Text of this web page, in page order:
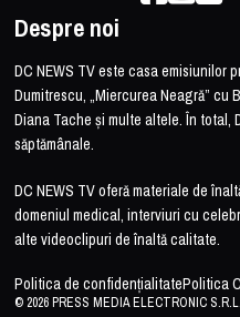
Despre noi
DC NEWS TV este casa emisiunilor
Dumitrescu, „Miercurea Neagră”
Diana Tache și multe altele. În total,
săptămânale.
DC NEWS TV oferă materiale de
domeniul medical, interviuri cu
alte videoclipuri de înaltă calitate.
Politica de confidențialitatePolitica
© 2026 PRESS MEDIA ELECTRONIC